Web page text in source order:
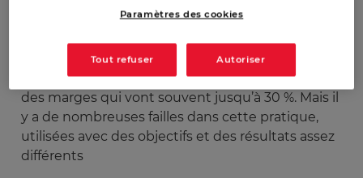
Les articles des scientifiques sont relus par
d’autres scientifiques, et sélectionnés – ou non –
pour être publiés. Cela représente une manne de
7 à 10 milliards d’euros auniveau mondial, avec
des marges qui vont souvent jusqu’à 30 %. Mais il
y a de nombreuses failles dans cette pratique,
utilisées avec des objectifs et des résultats assez
différents
Paramètres des cookies
Tout refuser Autoriser